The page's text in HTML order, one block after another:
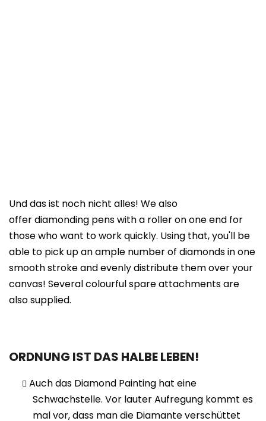
Und das ist noch nicht alles! We also
offer diamonding pens with a roller on one end for
those who want to work quickly. Using that, you'll be
able to pick up an ample number of diamonds in one
smooth stroke and evenly distribute them over your
canvas! Several colourful spare attachments are
also supplied.
ORDNUNG IST DAS HALBE LEBEN!
Auch das Diamond Painting hat eine
Schwachstelle. Vor lauter Aufregung kommt es
mal vor, dass man die Diamante verschüttet